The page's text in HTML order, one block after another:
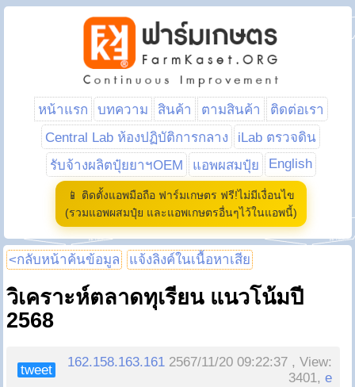
หน้าแรก บทความ สินค้า ตามสินค้า
ติดต่อเรา
Central Lab ห้องปฏิบัติการกลาง
iLab ตรวจดิน
รับจ้างผลิตปุ๋ยยาฯOEM
แอพผสมปุ๋ย English
📱 ติดตั้งแอพมือถือ ฟาร์มเกษตร ฟรี!ไม่มีเงื่อนไข
(รวมแอพผสมปุ๋ย และแอพเกษตรอื่นๆไว้ในแอพนี้)
<กลับหน้าค้นข้อมูล แจ้งลิงค์ในเนื้อหาเสีย
วิเคราะห์ตลาดทุเรียน แนวโน้มปี
2568
tweet
162.158.163.161 2567/11/20 09:22:37 , View:
3401,e